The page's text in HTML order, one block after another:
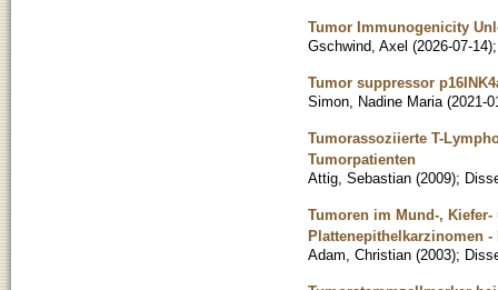
Tumor Immunogenicity
Gschwind, Axel (2026-07-14)
Tumor suppressor
Simon, Nadine Maria (2021-
Tumorassoziierte T-
Tumorpatienten
Attig, Sebastian (2009);
Tumoren im Mund-,
Plattenepithelkarzinomen -
Adam, Christian (2003);